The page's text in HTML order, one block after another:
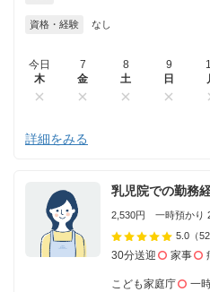
資格・経験 なし
今日
木
7
金
8
土
9
日
詳細をみる
乳児院での勤務
2,530円 一時預かり
5.0 （
30分送迎 家事
こども家庭庁 一